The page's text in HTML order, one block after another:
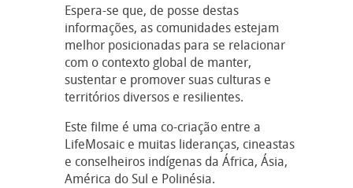
Espera-se que, de posse destas
informações, as comunidades estejam
melhor posicionadas para se relacionar
com o contexto global de manter,
sustentar e promover suas culturas e
territórios diversos e resilientes.
Este filme é uma co-criação entre a
LifeMosaic e muitas lideranças, cineastas
e conselheiros indígenas da África, Ásia,
América do Sul e Polinésia.